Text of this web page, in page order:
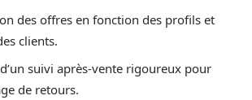
des offres en fonction des profils et
clients.
suivi après-vente rigoureux pour
de retours.